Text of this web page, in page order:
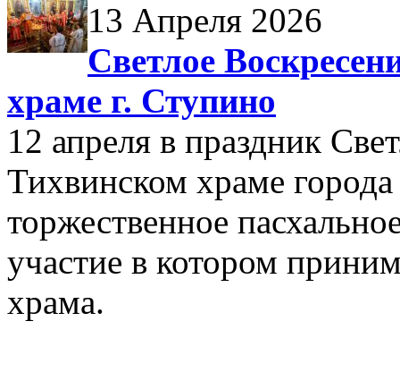
13 Апреля 2026
Светлое
храме г. Ступино
12 апреля в праздник
Тихвинском храме
торжественное
участие в котором
храма.